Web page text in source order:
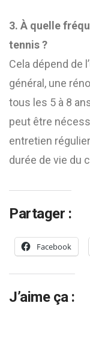
3. À quelle
tennis ?
Cela dépend de
général, une
tous les 5 à 8
peut être
entretien
durée de vie du
Partager :
Facebook
J’aime ça :